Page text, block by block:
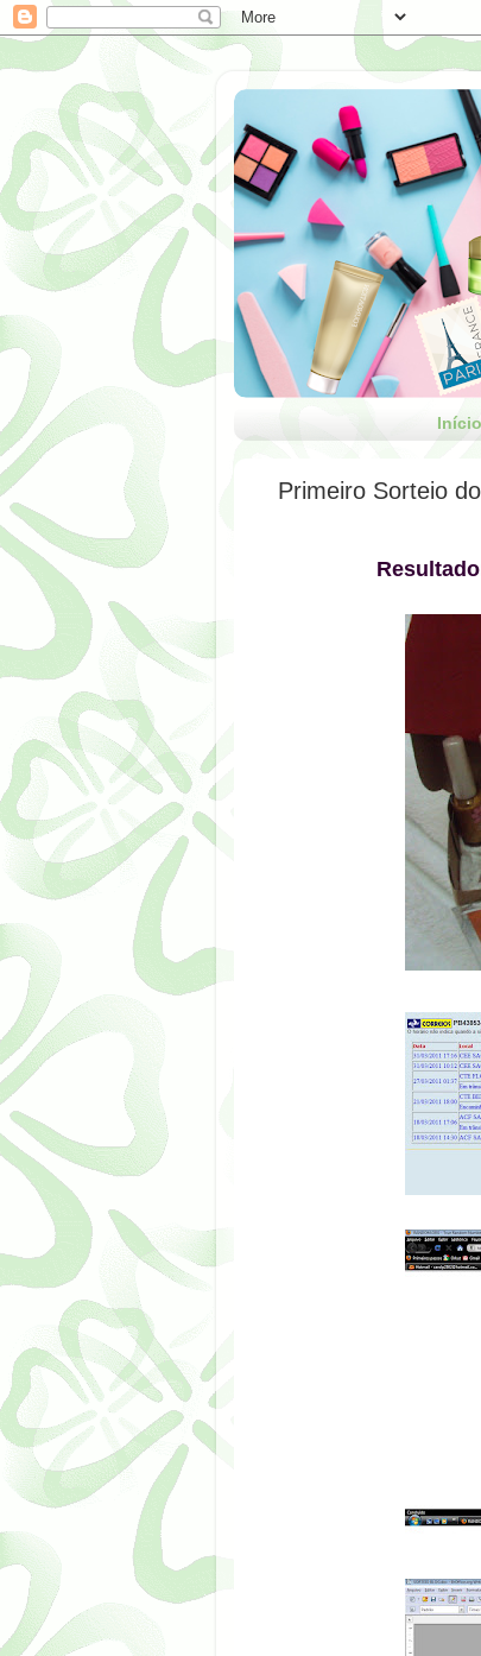
Início
Primeiro Sorteio